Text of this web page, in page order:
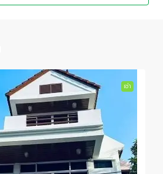
เช่า